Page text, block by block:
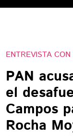
ENTREVISTA
PAN
el
Campos
Rocha